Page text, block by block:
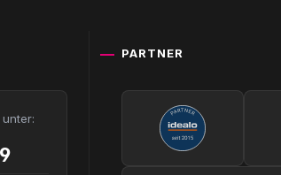
PARTNER